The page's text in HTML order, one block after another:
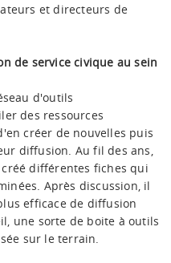
et directeurs de
de service civique au sein
d'outils
des ressources
créer de nouvelles puis
diffusion. Au fil des ans,
différentes fiches qui
Après discussion, il
efficace de diffusion
une sorte de boite à outils
sur le terrain.